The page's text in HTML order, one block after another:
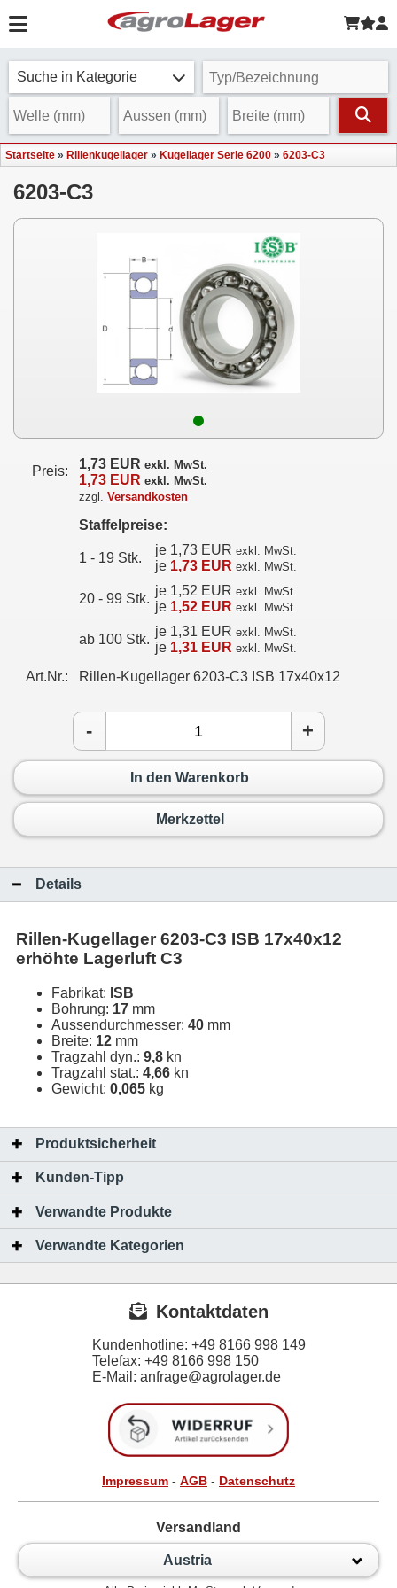
Suche in Kategorie
Startseite » Rillenkugellager » Kugellager Serie 6200 » 6203-C3
6203-C3
Preis: 1,73 EUR exkl. MwSt.
1,73 EUR exkl. MwSt.
zzgl. Versandkosten
Staffelpreise:
1 - 19 Stk.
je 1,73 EUR exkl. MwSt.
je 1,73 EUR exkl. MwSt.
20 - 99 Stk.
je 1,52 EUR exkl. MwSt.
je 1,52 EUR exkl. MwSt.
ab 100 Stk.
je 1,31 EUR exkl. MwSt.
je 1,31 EUR exkl. MwSt.
Art.Nr.: Rillen-Kugellager 6203-C3 ISB 17x40x12
- +
In den Warenkorb
Merkzettel
Details
Rillen-Kugellager 6203-C3 ISB 17x40x12
erhöhte Lagerluft C3
Fabrikat: ISB
Bohrung: 17 mm
Aussendurchmesser: 40 mm
Breite: 12 mm
Tragzahl dyn.: 9,8 kn
Tragzahl stat.: 4,66 kn
Gewicht: 0,065 kg
Produktsicherheit
Kunden-Tipp
Verwandte Produkte
Verwandte Kategorien
Kontaktdaten
Kundenhotline: +49 8166 998 149
Telefax: +49 8166 998 150
E-Mail: anfrage@agrolager.de
Impressum - AGB - Datenschutz
Versandland
Austria